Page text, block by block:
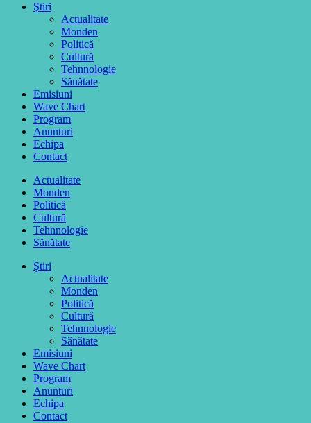
Ştiri
Actualitate
Monden
Politică
Cultură
Tehnnologie
Sănătate
Emisiuni
Wave Chart
Program
Anunturi
Echipa
Contact
Actualitate
Monden
Politică
Cultură
Tehnnologie
Sănătate
Ştiri
Actualitate
Monden
Politică
Cultură
Tehnnologie
Sănătate
Emisiuni
Wave Chart
Program
Anunturi
Echipa
Contact